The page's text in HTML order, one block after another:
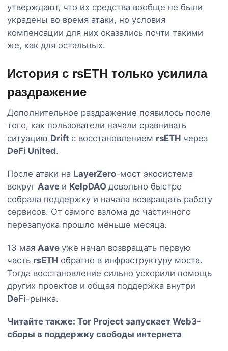
утверждают, что их средства вообще не были
украдены во время атаки, но условия
компенсации для них оказались почти такими
же, как для остальных.
История с rsETH только усилила
раздражение
Дополнительное раздражение появилось после
того, как пользователи начали сравнивать
ситуацию Drift с восстановлением rsETH через
DeFi United.
После атаки на LayerZero-мост экосистема
вокруг Aave и KelpDAO довольно быстро
собрала поддержку и начала возвращать работу
сервисов. От самого взлома до частичного
перезапуска прошло меньше месяца.
13 мая Aave уже начал возвращать первую
часть rsETH обратно в инфраструктуру моста.
Тогда восстановление сильно ускорили помощь
других проектов и общая поддержка внутри
DeFi-рынка.
Читайте также: Tor Project запускает Web3-
сборы в поддержку свободы интернета